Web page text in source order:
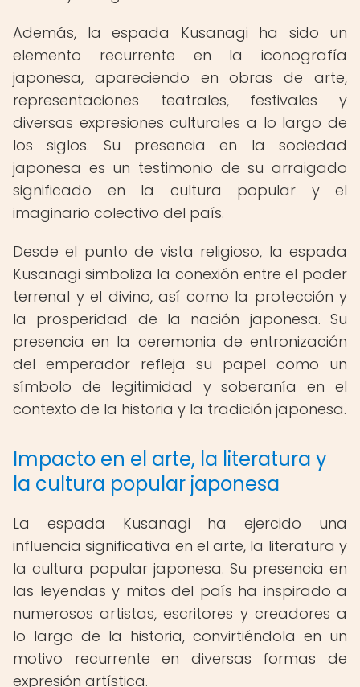
Además, la espada Kusanagi ha sido un
elemento recurrente en la iconografía
japonesa, apareciendo en obras de arte,
representaciones teatrales, festivales y
diversas expresiones culturales a lo largo de
los siglos. Su presencia en la sociedad
japonesa es un testimonio de su arraigado
significado en la cultura popular y el
imaginario colectivo del país.
Desde el punto de vista religioso, la espada
Kusanagi simboliza la conexión entre el poder
terrenal y el divino, así como la protección y
la prosperidad de la nación japonesa. Su
presencia en la ceremonia de entronización
del emperador refleja su papel como un
símbolo de legitimidad y soberanía en el
contexto de la historia y la tradición japonesa.
Impacto en el arte, la literatura y
la cultura popular japonesa
La espada Kusanagi ha ejercido una
influencia significativa en el arte, la literatura y
la cultura popular japonesa. Su presencia en
las leyendas y mitos del país ha inspirado a
numerosos artistas, escritores y creadores a
lo largo de la historia, convirtiéndola en un
motivo recurrente en diversas formas de
expresión artística.